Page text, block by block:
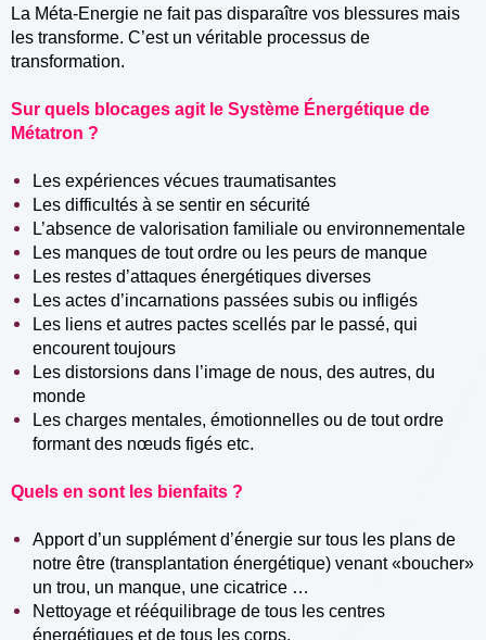
La Méta-Energie ne fait pas disparaître vos blessures mais
les transforme. C’est un véritable processus de
transformation.
Sur quels blocages agit le Système Énergétique de
Métatron ?
Les expériences vécues traumatisantes
Les difficultés à se sentir en sécurité
L’absence de valorisation familiale ou environnementale
Les manques de tout ordre ou les peurs de manque
Les restes d’attaques énergétiques diverses
Les actes d’incarnations passées subis ou infligés
Les liens et autres pactes scellés par le passé, qui
encourent toujours
Les distorsions dans l’image de nous, des autres, du
monde
Les charges mentales, émotionnelles ou de tout ordre
formant des nœuds figés etc.
Quels en sont les bienfaits ?
Apport d’un supplément d’énergie sur tous les plans de
notre être (transplantation énergétique) venant «boucher»
un trou, un manque, une cicatrice …
Nettoyage et rééquilibrage de tous les centres
énergétiques et de tous les corps.